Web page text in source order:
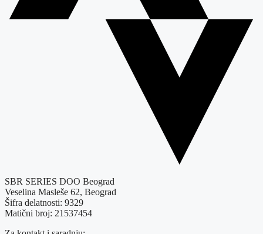
SBR SERIES DOO Beograd
Veselina Masleše 62, Beograd
Šifra delatnosti: 9329
Matični broj: 21537454